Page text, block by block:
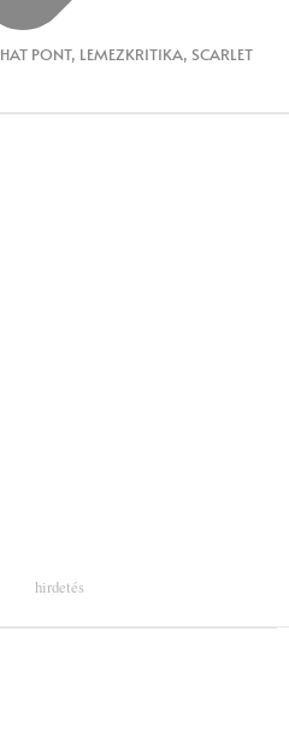
HAT PONT, LEMEZKRITIKA, SCARLET